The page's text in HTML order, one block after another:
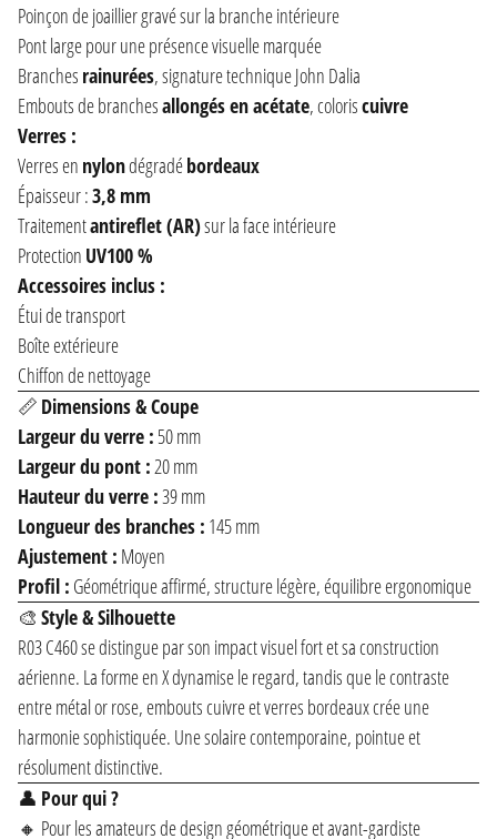
Poinçon de joaillier gravé sur la branche intérieure
Pont large pour une présence visuelle marquée
Branches rainurées, signature technique John Dalia
Embouts de branchesallongés en acétate, coloriscuivre
Verres :
Verres en nylondégradébordeaux
Épaisseur :3,8 mm
Traitementantireflet (AR)sur la face intérieure
Protection UV100 %
Accessoires inclus :
Étui de transport
Boîte extérieure
Chiffon de nettoyage
📏 Dimensions & Coupe
Largeur du verre : 50 mm
Largeur du pont : 20 mm
Hauteur du verre : 39 mm
Longueur des branches : 145 mm
Ajustement : Moyen
Profil : Géométrique affirmé, structure légère, équilibre ergonomique
🎨 Style & Silhouette
R03 C460 se distingue par son impact visuel fort et sa construction
aérienne. La forme en X dynamise le regard, tandis que le contraste
entre métal or rose, embouts cuivre et verres bordeaux crée une
harmonie sophistiquée. Une solaire contemporaine, pointue et
résolument distinctive.
👤 Pour qui ?
🔸 Pour les amateurs de design géométrique et avant-gardiste